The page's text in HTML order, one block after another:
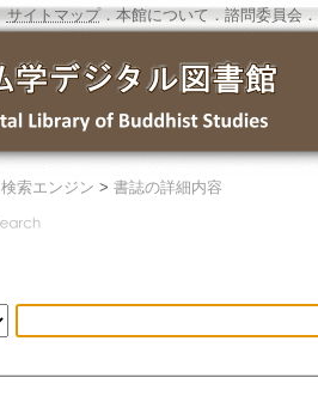
サイトマップ．本館について ． 諮問委員会．
検索エンジン > 書誌の詳細内容